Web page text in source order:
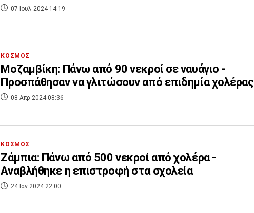
07 Ιουλ 2024 14:19
ΚΟΣΜΟΣ
Μοζαμβίκη: Πάνω από 90 νεκροί σε ναυάγιο -
Προσπάθησαν να γλιτώσουν από επιδημία χολέρας
08 Απρ 2024 08:36
ΚΟΣΜΟΣ
Ζάμπια: Πάνω από 500 νεκροί από χολέρα -
Αναβλήθηκε η επιστροφή στα σχολεία
24 Ιαν 2024 22:00